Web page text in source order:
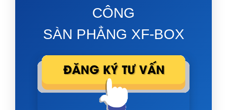
CÔNG
SÀN PHẲNG XF-BOX